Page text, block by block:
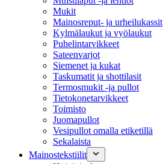
Mukit
Mainosreput- ja urheilukassit
Kylmälaukut ja vyölaukut
Puhelintarvikkeet
Sateenvarjot
Siemenet ja kukat
Taskumatit ja shottilasit
Termosmukit -ja pullot
Tietokonetarvikkeet
Toimisto
Juomapullot
Vesipullot omalla etiketillä
Sekalaista
Mainostekstiilit